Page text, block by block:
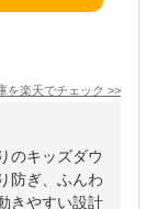
を楽天でチェック >>
のキッズダウ
防ぎ、ふんわ
きやすい設計